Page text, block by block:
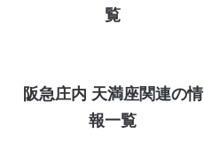
阪急庄内 天満座関連の情
報